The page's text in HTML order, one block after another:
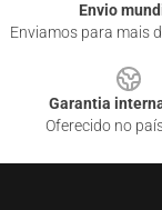
Envio
Enviamos para mais
Garantia
Oferecido no